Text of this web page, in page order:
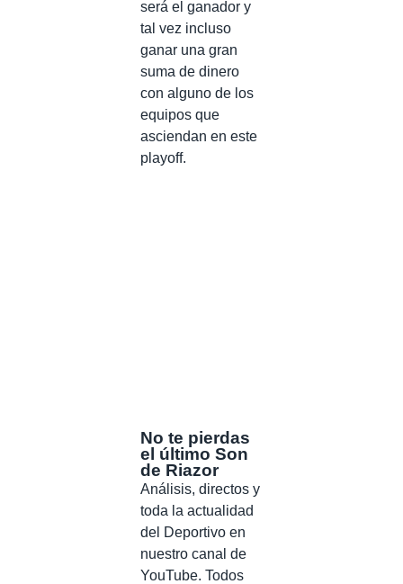
será el ganador y
tal vez incluso
ganar una gran
suma de dinero
con alguno de los
equipos que
asciendan en este
playoff.
No te pierdas
el último Son
de Riazor
Análisis, directos y
toda la actualidad
del Deportivo en
nuestro canal de
YouTube. Todos